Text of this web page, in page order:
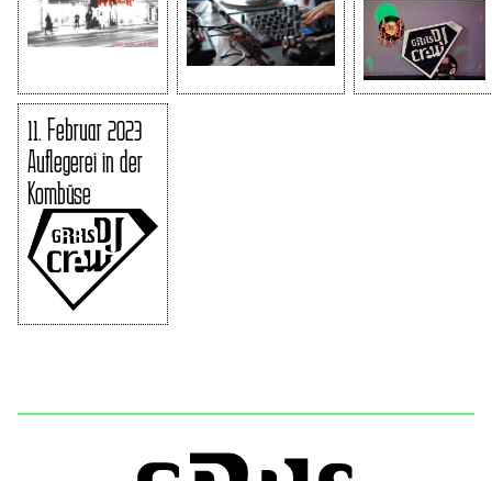
11. Februar 2023
Auflegerei in der
Kombüse